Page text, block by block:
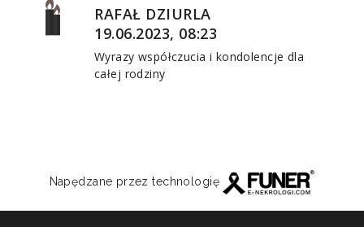
RAFAŁ DZIURLA
19.06.2023, 08:23
Wyrazy współczucia i kondolencje dla
całej rodziny
Napędzane przez technologię